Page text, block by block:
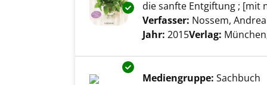
Exemplar-Details von Green
die sanfte Entgiftung ; [mit
Verfasser: Nossem, Andrea
Jahr: 2015Verlag:
Exemplar-Details von Wege
Mediengruppe: Sachbuch